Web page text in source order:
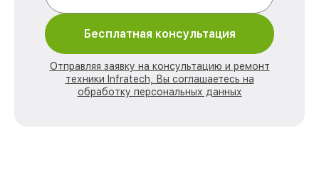
Бесплатная консультация
Отправляя заявку на консультацию и ремонт
техники Infratech, Вы соглашаетесь на
обработку персональных данных